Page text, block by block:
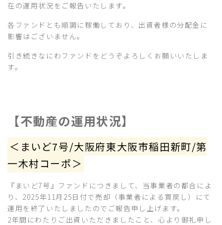
在の運用状況をご報告いたします。
各ファンドとも順調に稼働しており、出資者様の分配金に
影響はございません。
引き続きなにわファンドをどうぞよろしくお願いいたしま
す。
【不動産の運用状況】
＜まいど7号/大阪府東大阪市稲田新町/第
一木村コーポ＞
『まいど7号』ファンドにつきまして、当事業者の都合によ
り、2025年11月25日付で売却（事業者による買戻し）にて
運用を終了いたしましたのでご報告申し上げます。
2年間にわたりご出資いただきましたこと、心より御礼申し